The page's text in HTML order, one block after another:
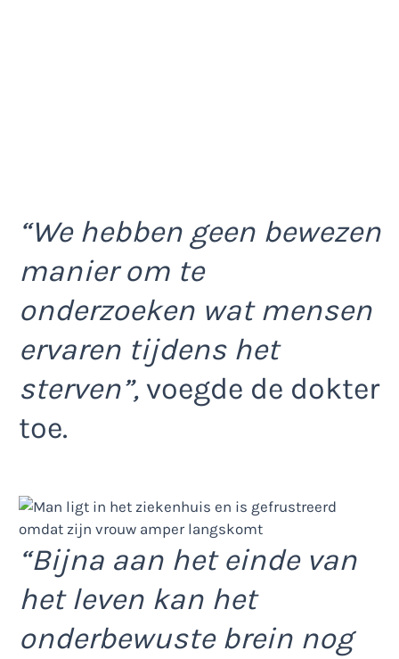
“We hebben geen bewezen
manier om te
onderzoeken wat mensen
ervaren tijdens het
sterven”, voegde de dokter
toe.
“Bijna aan het einde van
het leven kan het
onderbewuste brein nog